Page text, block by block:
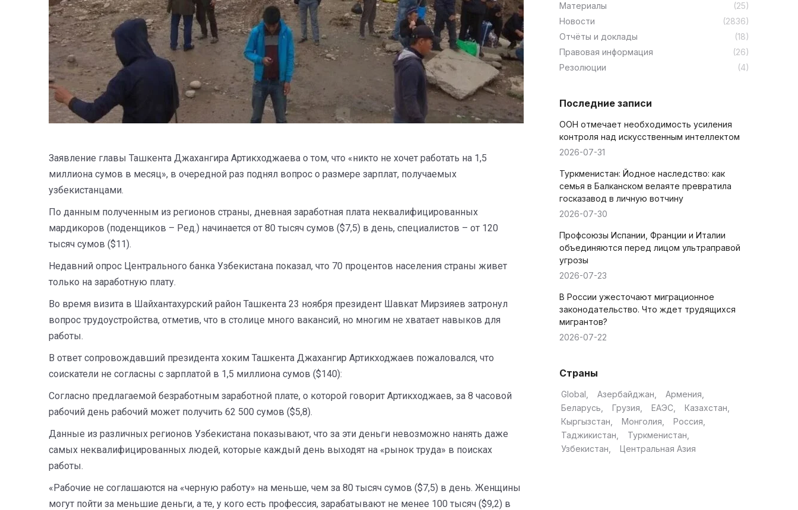
Заявление главы Ташкента Джахангира Артикходжаева о том, что «никто не хочет работать на 1,5
миллиона сумов в месяц», в очередной раз поднял вопрос о размере зарплат, получаемых
узбекистанцами.
По данным полученным из регионов страны, дневная заработная плата неквалифицированных
мардикоров (поденщиков – Ред.) начинается от 80 тысяч сумов ($7,5) в день, специалистов – от 120
тысяч сумов ($11).
Недавний опрос Центрального банка Узбекистана показал, что 70 процентов населения страны живет
только на заработную плату.
Во время визита в Шайхантахурский район Ташкента 23 ноября президент Шавкат Мирзияев затронул
вопрос трудоустройства, отметив, что в столице много вакансий, но многим не хватает навыков для
работы.
В ответ сопровождавший президента хоким Ташкента Джахангир Артикходжаев пожаловался, что
соискатели не согласны с зарплатой в 1,5 миллиона сумов ($140):
Согласно предлагаемой безработным заработной плате, о которой говорит Артикходжаев, за 8 часовой
рабочий день рабочий может получить 62 500 сумов ($5,8).
Данные из различных регионов Узбекистана показывают, что за эти деньги невозможно нанять даже
самых неквалифицированных людей, которые каждый день выходят на «рынок труда» в поисках
работы.
«Рабочие не соглашаются на «черную работу» на меньше, чем за 80 тысяч сумов ($7,5) в день. Женщины
могут пойти за меньшие деньги, а те, у кого есть профессия, зарабатывают не менее 100 тысяч ($9,2) в
Материалы
(25)
Новости
(2836)
Отчёты и доклады
(18)
Правовая информация
(26)
Резолюции
(4)
Последние записи
ООН отмечает необходимость усиления
контроля над искусственным интеллектом
2026-07-31
Туркменистан: Йодное наследство: как
семья в Балканском велаяте превратила
госказавод в личную вотчину
2026-07-30
Профсоюзы Испании, Франции и Италии
объединяются перед лицом ультраправой
угрозы
2026-07-23
В России ужесточают миграционное
законодательство. Что ждет трудящихся
мигрантов?
2026-07-22
Страны
Global Азербайджан
Армения
Беларусь
Грузия ЕАЭС
Казахстан
Кыргызстан
Монголия
Россия
Таджикистан
Туркменистан
Узбекистан
Центральная Азия